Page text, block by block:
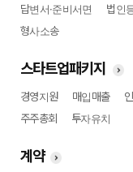
답변서·준비서면
법인
형사소송
스타트업패키지
경영지원 매입매출
주주총회
투자유치
계약